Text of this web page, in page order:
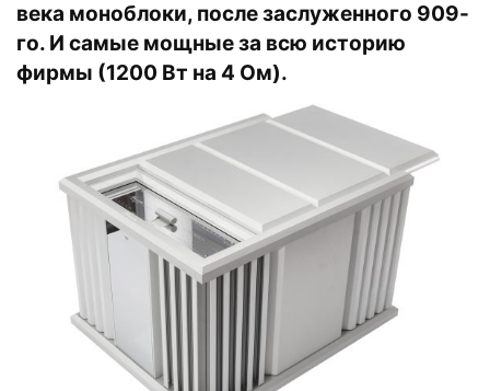
века моноблоки, после заслуженного 909-
го. И самые мощные за всю историю
фирмы (1200 Вт на 4 Ом).